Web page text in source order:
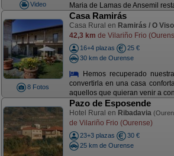
Video
Maria de Lamas de Ansemil
8 Fotos
Casa Ramirás
Casa Rural en Ramirás / O Viso
42,3 km de Vilariño Frio
16+4 plazas
25 €
30 km de Ourense
Hemos recuperado
convertirla en una casa
aquellos que quieran venir a
Pazo de Esposende
Hotel Rural en Ribadavia
de Vilariño Frio (Ourense)
23+3 plazas
30 €
25 km de Ourense